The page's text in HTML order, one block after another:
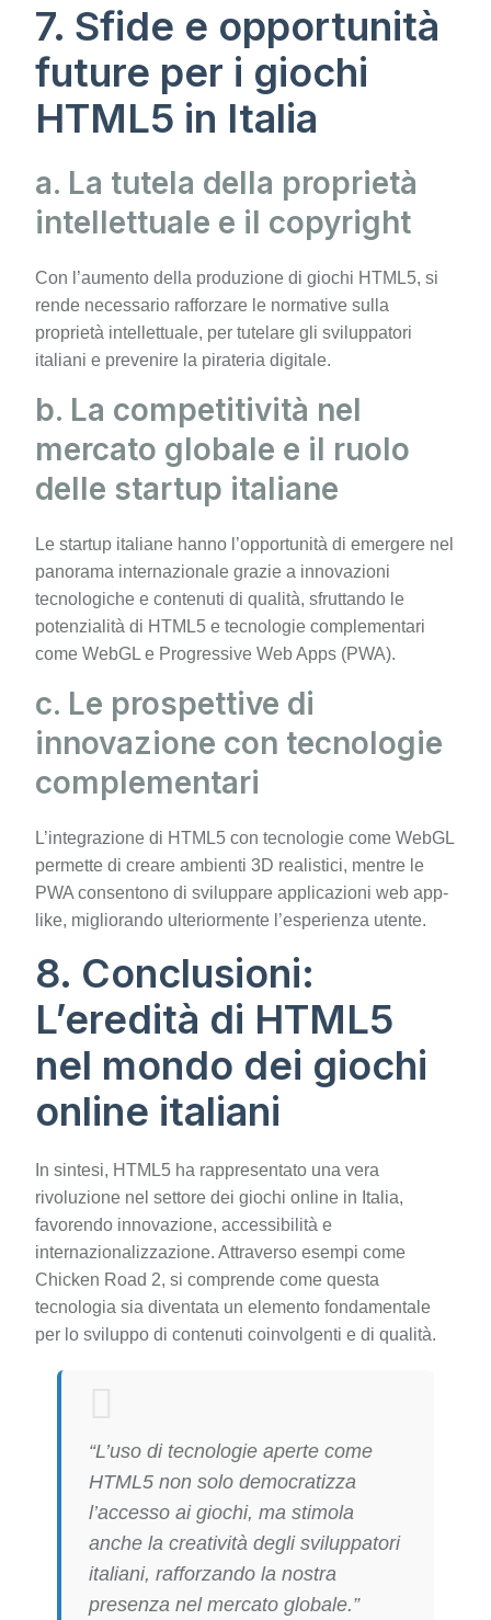
7. Sfide e opportunità
future per i giochi
HTML5 in Italia
a. La tutela della proprietà
intellettuale e il copyright
Con l’aumento della produzione di giochi HTML5, si
rende necessario rafforzare le normative sulla
proprietà intellettuale, per tutelare gli sviluppatori
italiani e prevenire la pirateria digitale.
b. La competitività nel
mercato globale e il ruolo
delle startup italiane
Le startup italiane hanno l’opportunità di emergere nel
panorama internazionale grazie a innovazioni
tecnologiche e contenuti di qualità, sfruttando le
potenzialità di HTML5 e tecnologie complementari
come WebGL e Progressive Web Apps (PWA).
c. Le prospettive di
innovazione con tecnologie
complementari
L’integrazione di HTML5 con tecnologie come WebGL
permette di creare ambienti 3D realistici, mentre le
PWA consentono di sviluppare applicazioni web app-
like, migliorando ulteriormente l’esperienza utente.
8. Conclusioni:
L’eredità di HTML5
nel mondo dei giochi
online italiani
In sintesi, HTML5 ha rappresentato una vera
rivoluzione nel settore dei giochi online in Italia,
favorendo innovazione, accessibilità e
internazionalizzazione. Attraverso esempi come
Chicken Road 2, si comprende come questa
tecnologia sia diventata un elemento fondamentale
per lo sviluppo di contenuti coinvolgenti e di qualità.
“L’uso di tecnologie aperte come
HTML5 non solo democratizza
l’accesso ai giochi, ma stimola
anche la creatività degli sviluppatori
italiani, rafforzando la nostra
presenza nel mercato globale.”